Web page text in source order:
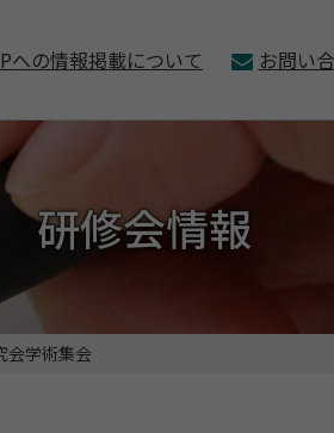
への情報掲載について
お問い
研修会情報
会学術集会